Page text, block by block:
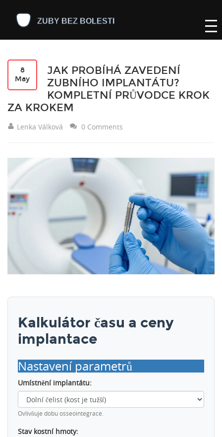
8
May
JAK PROBÍHÁ ZAVEDENÍ
ZUBNÍHO IMPLANTÁTU?
KOMPLETNÍ PRŮVODCE KROK
ZA KROKEM
Lenka Válková 0 Comments
Kalkulátor času a ceny
implantace
Nastavení parametrů
Umístnění implantátu:
Ovlivňuje dobu osseointegrace.
Stav kostní hmoty: